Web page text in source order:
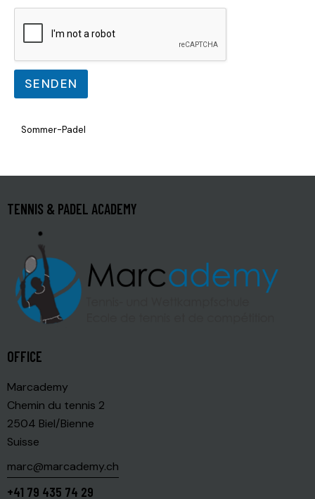
e
h
u
z
SENDEN
Sommer-Padel
TENNIS & PADEL ACADEMY
OFFICE
Marcademy
Chemin du tennis 2
2504 Biel/Bienne
Suisse
marc@marcademy.ch
+41 79 435 74 29